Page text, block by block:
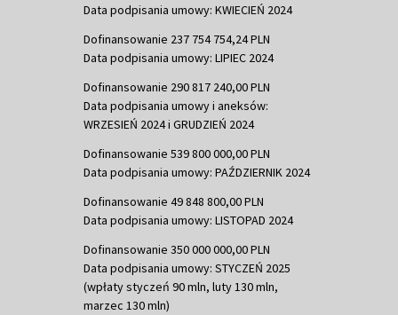
Data podpisania umowy: KWIECIEŃ 2024
Dofinansowanie 237 754 754,24 PLN
Data podpisania umowy: LIPIEC 2024
Dofinansowanie 290 817 240,00 PLN
Data podpisania umowy i aneksów:
WRZESIEŃ 2024 i GRUDZIEŃ 2024
Dofinansowanie 539 800 000,00 PLN
Data podpisania umowy: PAŹDZIERNIK 2024
Dofinansowanie 49 848 800,00 PLN
Data podpisania umowy: LISTOPAD 2024
Dofinansowanie 350 000 000,00 PLN
Data podpisania umowy: STYCZEŃ 2025
(wpłaty styczeń 90 mln, luty 130 mln,
marzec 130 mln)